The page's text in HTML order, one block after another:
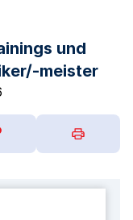
und
meister